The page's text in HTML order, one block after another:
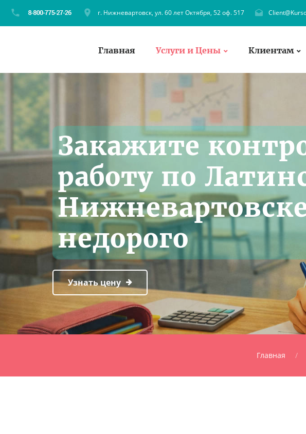
г. Нижневартовск, ул. 60 лет Октября, 52 оф. 517
Главная Услуги и Цены Клиентам
Закажите
работу по
недорого
Узнать цену
Главная